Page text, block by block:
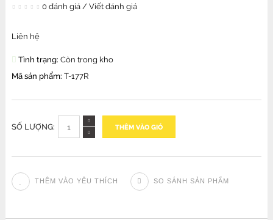
0 đánh giá/ Viết đánh giá
Liên hệ
Tình trạng: Còn trong kho
Mã sản phẩm: T-177R
SỐ LƯỢNG: THÊM VÀO GIỎ
THÊM VÀO YÊU THÍCH SO SÁNH SẢN PHẨM